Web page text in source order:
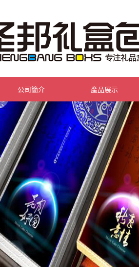
公司簡介 產品展示